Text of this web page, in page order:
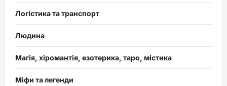
Логістика та транспорт
Людина
Магія, хіромантія, езотерика, таро, містика
Міфи та легенди